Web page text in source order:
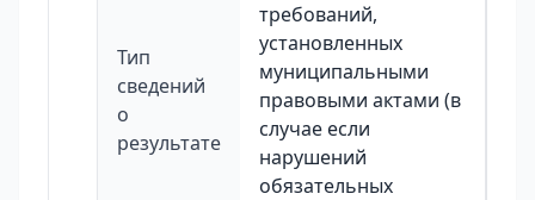
Тип
сведений
о
результате
требований,
установленных
муниципальными
правовыми актами (в
случае если
нарушений
обязательных